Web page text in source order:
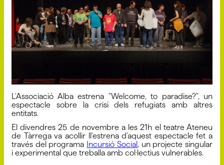
L'Associació Alba estrena "Welcome, to paradise?", un
espectacle sobre la crisi dels refugiats amb altres
entitats.
El divendres 25 de novembre a les 21h el teatre Ateneu
de Tàrrega va acollir ll'estrena d'aquest espectacle fet a
través del programa Incursió Social , un projecte singular
i experimental que treballa amb col·lectius vulnerables.